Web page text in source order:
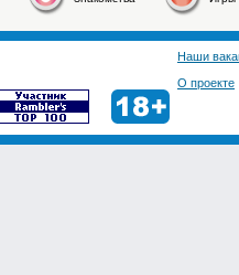
Наши
О проекте